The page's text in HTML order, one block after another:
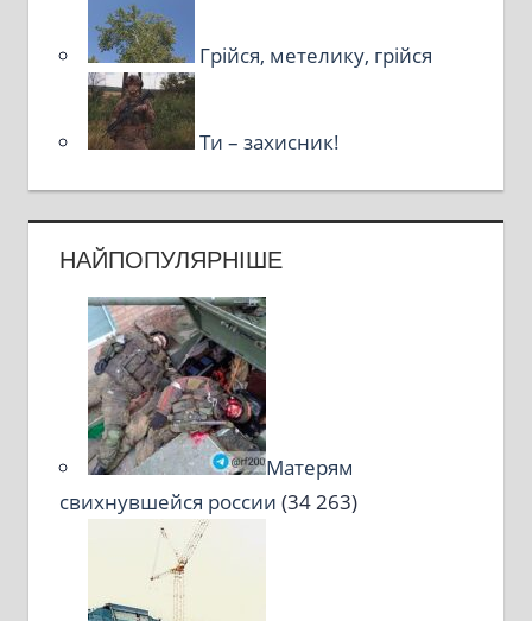
Грійся, метелику, грійся
Ти – захисник!
НАЙПОПУЛЯРНІШЕ
Матерям
свихнувшейся россии (34 263)